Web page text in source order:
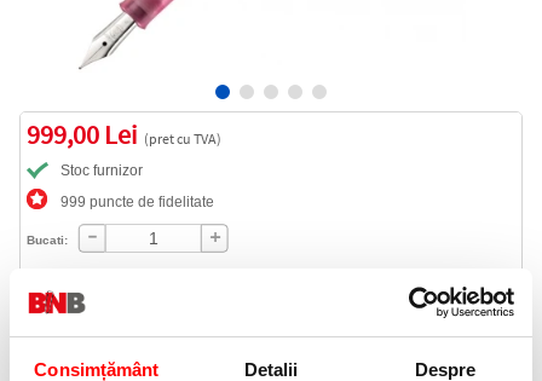
Consimțământ Detalii Despre
999,00 Lei (pret cu TVA)
Stoc furnizor
999 puncte de fidelitate
Bucati:
Livrare gratuita